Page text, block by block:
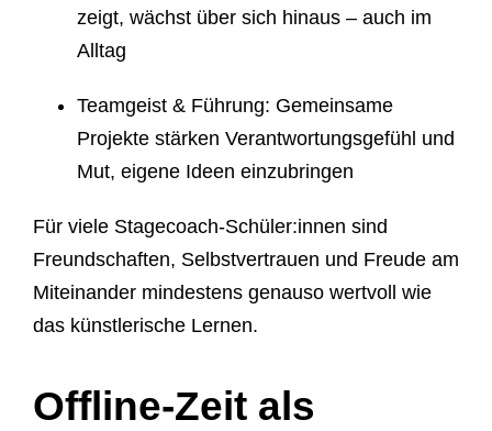
zeigt, wächst über sich hinaus – auch im
Alltag
Teamgeist & Führung: Gemeinsame
Projekte stärken Verantwortungsgefühl und
Mut, eigene Ideen einzubringen
Für viele Stagecoach-Schüler:innen sind
Freundschaften, Selbstvertrauen und Freude am
Miteinander mindestens genauso wertvoll wie
das künstlerische Lernen.
Offline-Zeit als